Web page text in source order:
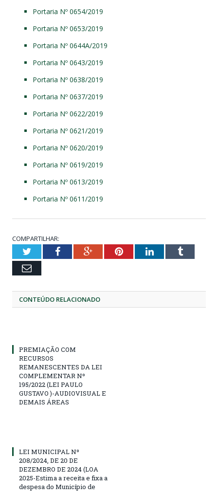
Portaria Nº 0654/2019
Portaria Nº 0653/2019
Portaria Nº 0644A/2019
Portaria Nº 0643/2019
Portaria Nº 0638/2019
Portaria Nº 0637/2019
Portaria Nº 0622/2019
Portaria Nº 0621/2019
Portaria Nº 0620/2019
Portaria Nº 0619/2019
Portaria Nº 0613/2019
Portaria Nº 0611/2019
COMPARTILHAR:
TwitterFacebookGoogle+PinterestLinkedInTumblr
Email
CONTEÚDO RELACIONADO
PREMIAÇÃO COM
RECURSOS
REMANESCENTES DA LEI
COMPLEMENTAR Nº
195/2022 (LEI PAULO
GUSTAVO )-AUDIOVISUAL E
DEMAIS ÁREAS
LEI MUNICIPAL Nº
208/2024, DE 20 DE
DEZEMBRO DE 2024 (LOA
2025-Estima a receita e fixa a
despesa do Município de